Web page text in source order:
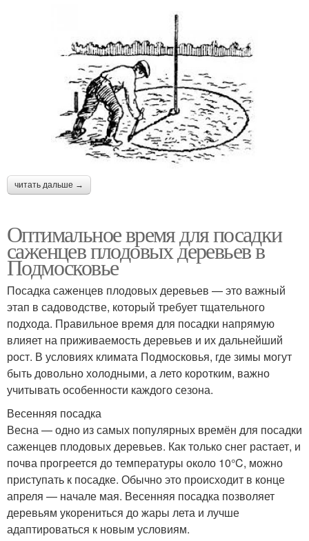
читать дальше →
Оптимальное время для посадки
саженцев плодовых деревьев в
Подмосковье
Посадка саженцев плодовых деревьев — это важный
этап в садоводстве, который требует тщательного
подхода. Правильное время для посадки напрямую
влияет на приживаемость деревьев и их дальнейший
рост. В условиях климата Подмосковья, где зимы могут
быть довольно холодными, а лето коротким, важно
учитывать особенности каждого сезона.
Весенняя посадка
Весна — одно из самых популярных времён для посадки
саженцев плодовых деревьев. Как только снег растает, и
почва прогреется до температуры около 10°C, можно
приступать к посадке. Обычно это происходит в конце
апреля — начале мая. Весенняя посадка позволяет
деревьям укорениться до жары лета и лучше
адаптироваться к новым условиям.